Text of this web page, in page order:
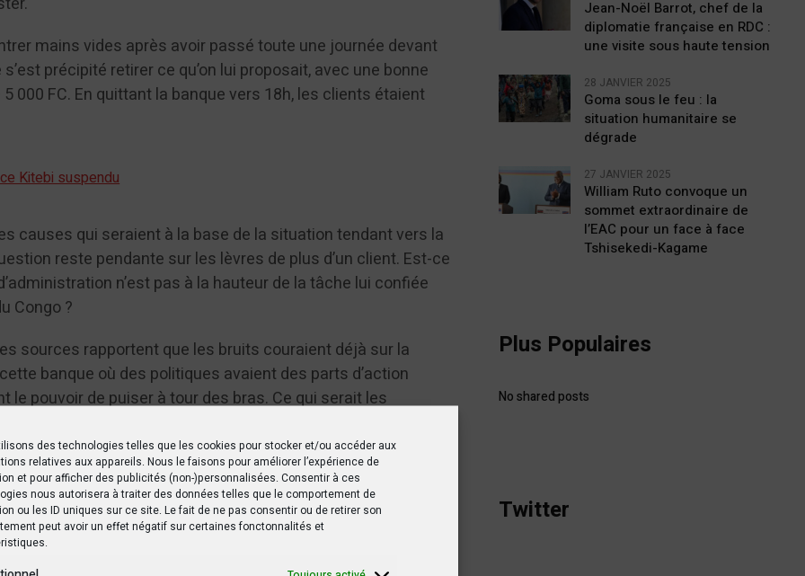
des technologies telles que les cookies pour stocker et/ou accéder aux
relatives aux appareils. Nous le faisons pour améliorer l’expérience de
et pour afficher des publicités (non-)personnalisées. Consentir à ces
nous autorisera à traiter des données telles que le comportement de
ou les ID uniques sur ce site. Le fait de ne pas consentir ou de retirer son
peut avoir un effet négatif sur certaines fonctonnalités et
mains vides après avoir passé toute une journée devant
précipité retirer ce qu’on lui proposait, avec une bonne
000 FC. En quittant la banque vers 18h, les clients étaient
Kitebi suspendu
causes qui seraient à la base de la situation tendant vers la
reste pendante sur les lèvres de plus d’un client. Est-ce
n’est pas à la hauteur de la tâche lui confiée
Congo ?
sources rapportent que les bruits couraient déjà sur la
banque où des politiques avaient des parts d’action
le pouvoir de puiser à tour des bras. Ce qui serait les
doivent chercher à refermer la plaie béante et saignante. Ce
puisse s’arrêter pour éviter la thésaurisation comme à
le 2e régime. Suite à cette situation, la majorité de clients sur
parlent le même langage. « Vaut mieux retirer, même par
avant qu’il soit trop tard. D’ailleurs il ne serait plus utile
Jean-Noël Barrot, chef de la
diplomatie française en RDC :
une visite sous haute tension
28 JANVIER 2025
Goma sous le feu : la
situation humanitaire se
dégrade
27 JANVIER 2025
William Ruto convoque un
sommet extraordinaire de
l’EAC pour un face à face
Tshisekedi-Kagame
Plus Populaires
No shared posts
Twitter